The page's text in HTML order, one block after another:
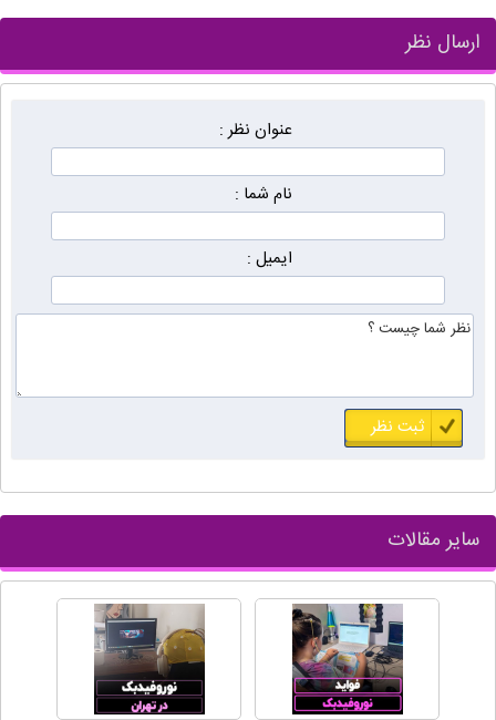
ارسال نظر
عنوان نظر :
نام شما :
ایمیل :
سایر مقالات